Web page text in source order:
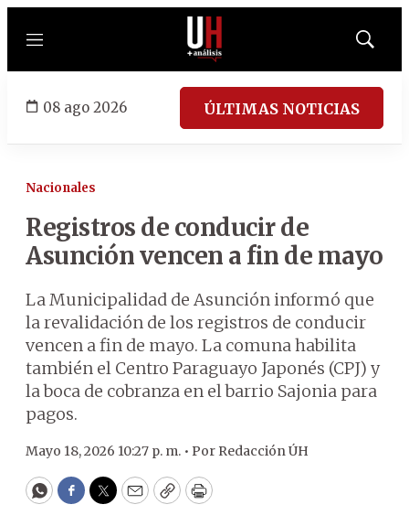
Menú
Mostrar
08 ago 2026 ÚLTIMAS NOTICIAS
Nacionales
Registros de conducir de
Asunción vencen a fin de mayo
La Municipalidad de Asunción informó que
la revalidación de los registros de conducir
vencen a fin de mayo. La comuna habilita
también el Centro Paraguayo Japonés (CPJ) y
la boca de cobranza en el barrio Sajonia para
pagos.
Mayo 18, 2026 10:27 p. m. • Por Redacción ÚH
WhatsApp
Facebook
Twitter
EmailCopyPrint